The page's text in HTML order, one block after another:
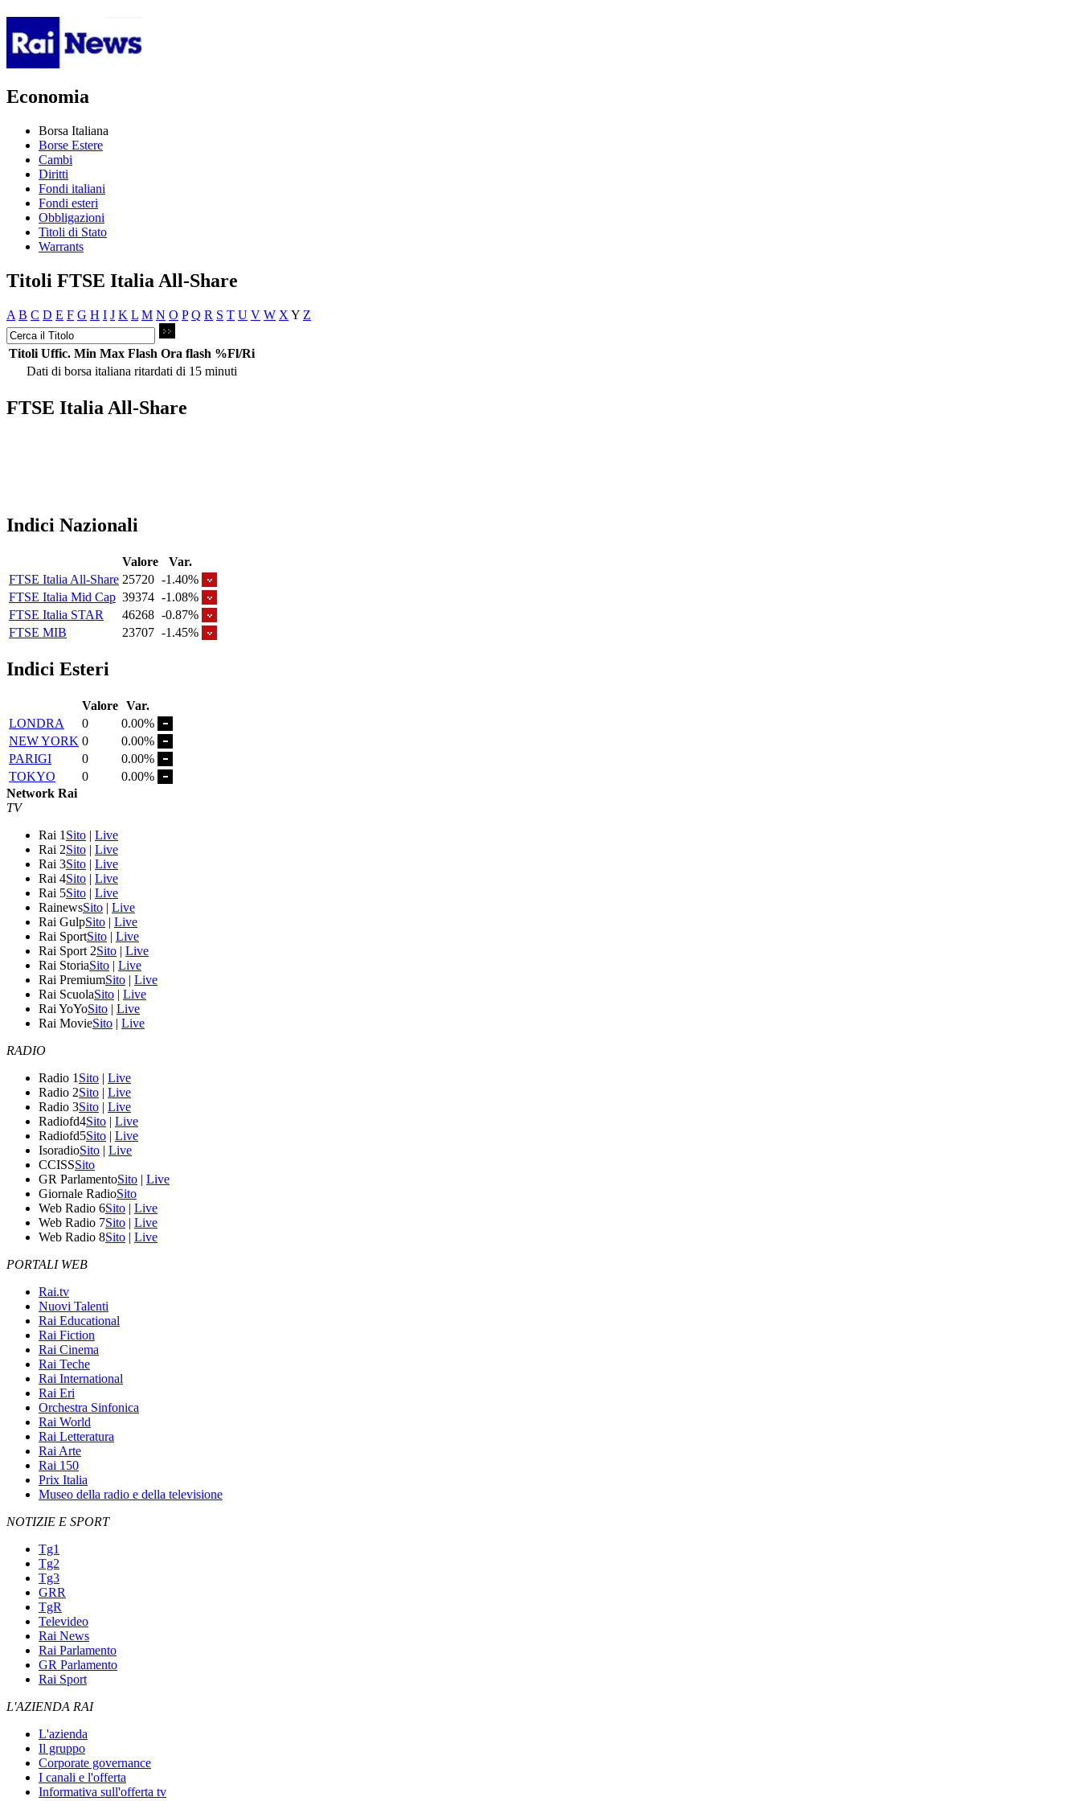
Economia
Borsa Italiana
Borse Estere
Cambi
Diritti
Fondi italiani
Fondi esteri
Obbligazioni
Titoli di Stato
Warrants
Titoli FTSE Italia All-Share
A B C D E F G H I J K L M N O P Q R S T U V W X Y Z
Titoli Uffic. Min Max Flash Ora flash %Fl/Ri
Dati di borsa italiana ritardati di 15 minuti
FTSE Italia All-Share
Indici Nazionali
Valore
Var.
FTSE Italia All-Share 25720 -1.40%
FTSE Italia Mid Cap 39374 -1.08%
FTSE Italia STAR
46268 -0.87%
FTSE MIB
23707 -1.45%
Indici Esteri
Valore Var.
LONDRA
0
0.00%
NEW YORK 0
0.00%
PARIGI
0
0.00%
TOKYO
0
0.00%
Network Rai
TV
Rai 1 Sito | Live
Rai 2Sito | Live
Rai 3Sito | Live
Rai 4Sito | Live
Rai 5Sito | Live
RainewsSito | Live
Rai GulpSito | Live
Rai SportSito | Live
Rai Sport 2Sito | Live
Rai StoriaSito | Live
Rai PremiumSito | Live
Rai ScuolaSito | Live
Rai YoYoSito | Live
Rai MovieSito | Live
RADIO
Radio 1 Sito | Live
Radio 2Sito | Live
Radio 3Sito | Live
Radiofd4Sito | Live
Radiofd5Sito | Live
IsoradioSito | Live
CCISSSito
GR ParlamentoSito | Live
Giornale RadioSito
Web Radio 6Sito | Live
Web Radio 7Sito | Live
Web Radio 8Sito | Live
PORTALI WEB
Rai.tv
Nuovi Talenti
Rai Educational
Rai Fiction
Rai Cinema
Rai Teche
Rai International
Rai Eri
Orchestra Sinfonica
Rai World
Rai Letteratura
Rai Arte
Rai 150
Prix Italia
Museo della radio e della televisione
NOTIZIE E SPORT
Tg1
Tg2
Tg3
GRR
TgR
Televideo
Rai News
Rai Parlamento
GR Parlamento
Rai Sport
L'AZIENDA RAI
L'azienda
Il gruppo
Corporate governance
I canali e l'offerta
Informativa sull'offerta tv